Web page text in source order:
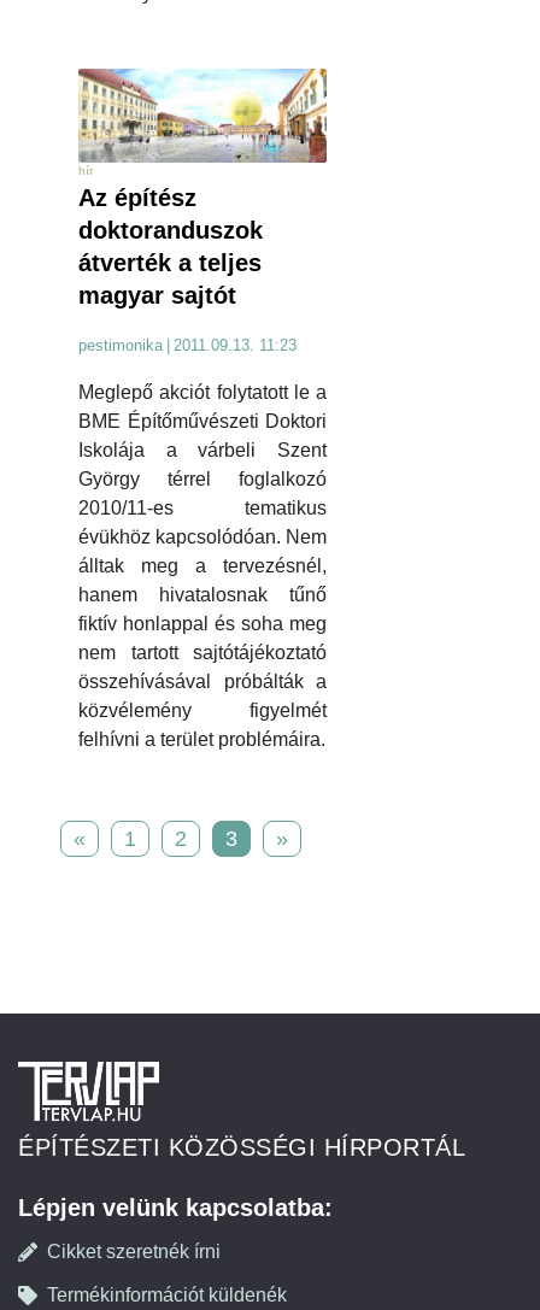
hír
Az építész
doktoranduszok
átverték a teljes
magyar sajtót
pestimonika 2011.09.13. 11:23
Meglepő akciót folytatott le a
BME Építőművészeti Doktori
Iskolája a várbeli Szent
György térrel foglalkozó
2010/11-es tematikus
évükhöz kapcsolódóan. Nem
álltak meg a tervezésnél,
hanem hivatalosnak tűnő
fiktív honlappal és soha meg
nem tartott sajtótájékoztató
összehívásával próbálták a
közvélemény figyelmét
felhívni a terület problémáira.
« 1 2 3 »
ÉPÍTÉSZETI KÖZÖSSÉGI HÍRPORTÁL
Lépjen velünk kapcsolatba:
Cikket szeretnék írni
Termékinformációt küldenék